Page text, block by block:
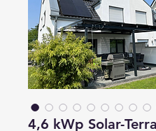
4,6 kWp Solar-